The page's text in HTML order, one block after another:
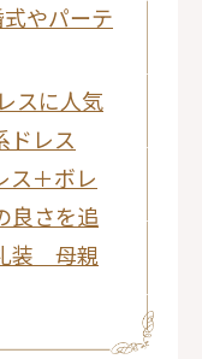
やパーテ
スに人気
ドレス
ス＋ボレ
良さを追
装 母親